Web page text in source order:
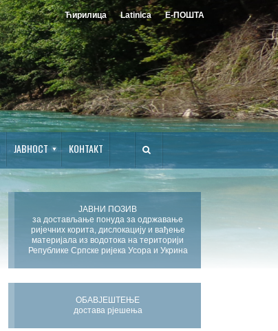
Ћирилица Latinica Е-ПОШТА
ЈАВНОСТ КОНТАКТ
ЈАВНИ ПОЗИВ
за достављање понуда за одржавање
ријечних корита, дислокацију и вађење
материјала из водотока на територији
Републике Српске ријека Усора и Укрина
ОБАВЈЕШТЕЊЕ
достава рјешења